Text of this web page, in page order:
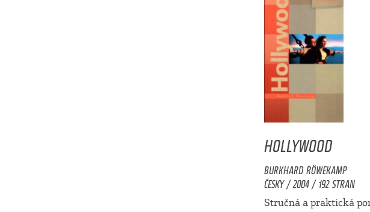
HOLLYWOOD
BURKHARD RÖWEKAMP
ČESKY / 2004 / 192 STRAN
Stručná a praktická